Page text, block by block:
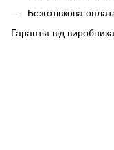
Безготівкова
Гарантія від